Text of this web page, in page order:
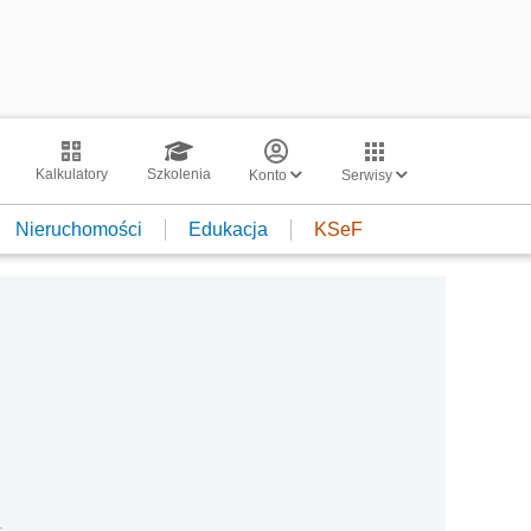
Kalkulatory Szkolenia Konto Serwisy
Nieruchomości Edukacja KSeF